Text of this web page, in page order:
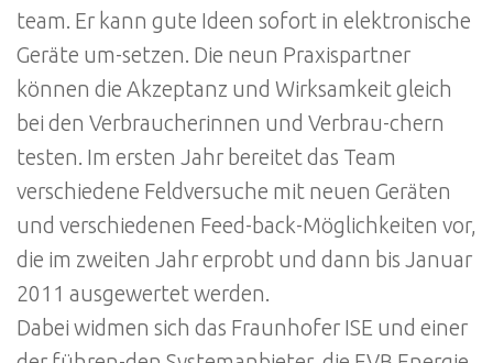
team. Er kann gute Ideen sofort in elektronische
Geräte um-setzen. Die neun Praxispartner
können die Akzeptanz und Wirksamkeit gleich
bei den Verbraucherinnen und Verbrau-chern
testen. Im ersten Jahr bereitet das Team
verschiedene Feldversuche mit neuen Geräten
und verschiedenen Feed-back-Möglichkeiten vor,
die im zweiten Jahr erprobt und dann bis Januar
2011 ausgewertet werden.
Dabei widmen sich das Fraunhofer ISE und einer